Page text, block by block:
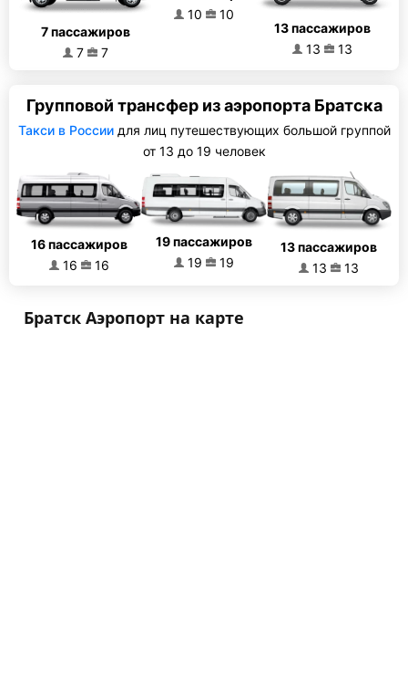
7 пассажиров
7
7
10
10
13 пассажиров
13
13
Групповой трансфер из аэропорта Братска
Такси в Россиидля лиц путешествующих большой группой
от 13 до 19 человек
16 пассажиров
16
16
19 пассажиров
19
19
13 пассажиров
13
13
Братск Аэропорт на карте